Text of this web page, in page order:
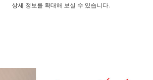
상세 정보를 확대해 보실 수 있습니다.